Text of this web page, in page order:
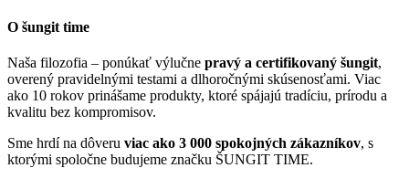
O šungit time
Naša filozofia – ponúkať výlučne pravý a certifikovaný šungit,
overený pravidelnými testami a dlhoročnými skúsenosťami. Viac
ako 10 rokov prinášame produkty, ktoré spájajú tradíciu, prírodu a
kvalitu bez kompromisov.
Sme hrdí na dôveru viac ako 3 000 spokojných zákazníkov, s
ktorými spoločne budujeme značku ŠUNGIT TIME.